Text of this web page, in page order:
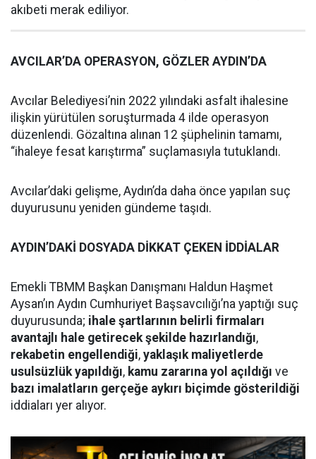
akıbeti merak ediliyor.
AVCILAR’DA OPERASYON, GÖZLER AYDIN’DA
Avcılar Belediyesi’nin 2022 yılındaki asfalt ihalesine
ilişkin yürütülen soruşturmada 4 ilde operasyon
düzenlendi. Gözaltına alınan 12 şüphelinin tamamı,
“ihaleye fesat karıştırma” suçlamasıyla tutuklandı.
Avcılar’daki gelişme, Aydın’da daha önce yapılan suç
duyurusunu yeniden gündeme taşıdı.
AYDIN’DAKİ DOSYADA DİKKAT ÇEKEN İDDİALAR
Emekli TBMM Başkan Danışmanı Haldun Haşmet
Aysan’ın Aydın Cumhuriyet Başsavcılığı’na yaptığı suç
duyurusunda; ihale şartlarının belirli firmaları
avantajlı hale getirecek şekilde hazırlandığı,
rekabetin engellendiği, yaklaşık maliyetlerde
usulsüzlük yapıldığı, kamu zararına yol açıldığı ve
bazı imalatların gerçeğe aykırı biçimde gösterildiği
iddiaları yer alıyor.